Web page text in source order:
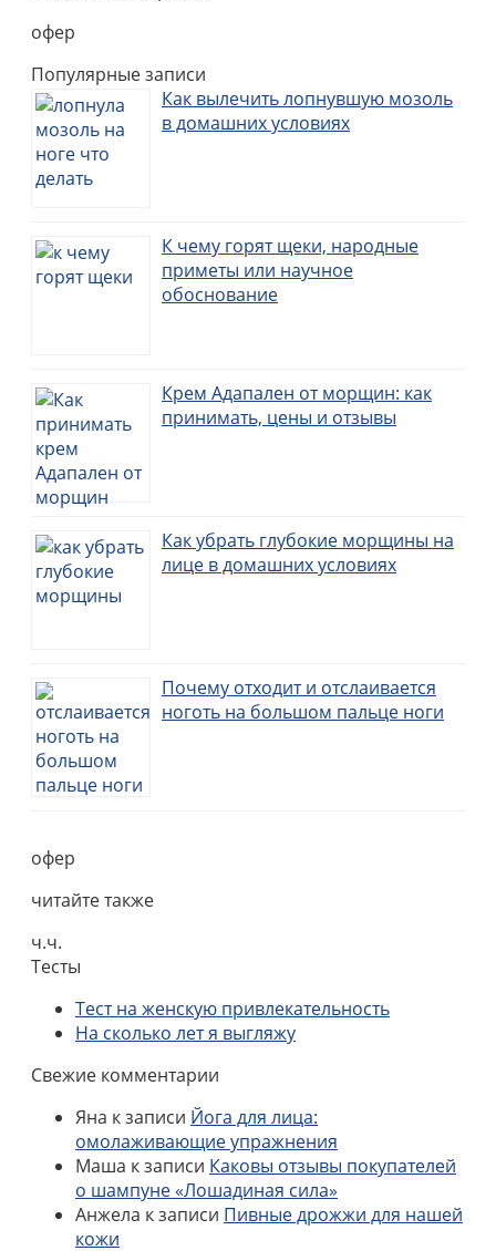
офер
Популярные записи
Как вылечить лопнувшую мозоль
в домашних условиях
К чему горят щеки, народные
приметы или научное
обоснование
Крем Адапален от морщин: как
принимать, цены и отзывы
Как убрать глубокие морщины на
лице в домашних условиях
Почему отходит и отслаивается
ноготь на большом пальце ноги
офер
читайте также
ч.ч.
Тесты
Тест на женскую привлекательность
На сколько лет я выгляжу
Свежие комментарии
Яна к записи Йога для лица:
омолаживающие упражнения
Маша к записи Каковы отзывы покупателей
о шампуне «Лошадиная сила»
Анжела к записи Пивные дрожжи для нашей
кожи